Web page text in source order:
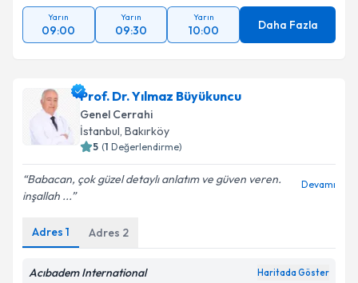
Yarın
09:00
Yarın
09:30
Yarın
10:00 Daha Fazla
Prof. Dr. Yılmaz Büyükuncu
Genel Cerrahi
İstanbul, Bakırköy
5 (1 Değerlendirme)
Babacan, çok güzel detaylı anlatım ve güven veren.
inşallah ...
Devamı
Adres 1 Adres 2
Acıbadem International Haritada Göster